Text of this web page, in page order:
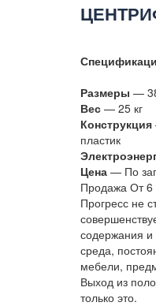
Размеры —
Вес — 25 кг
Конструкция
пластик
Цена — По
Продажа От 6
Прогресс не
содержания и
среда,
мебели,
Выход из
только это.